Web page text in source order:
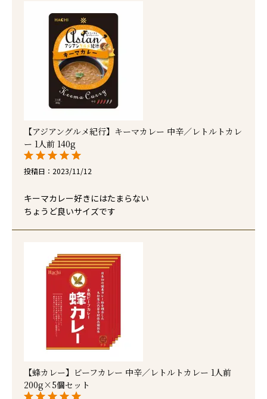
【アジアングルメ紀行】キーマカレー 中辛／レトルトカレ
ー 1人前 140g
投稿日 2023/11/12
キーマカレー好きにはたまらない
ちょうど良いサイズです
【蜂カレー】ビーフカレー 中辛／レトルトカレー 1人前
200g×5個セット